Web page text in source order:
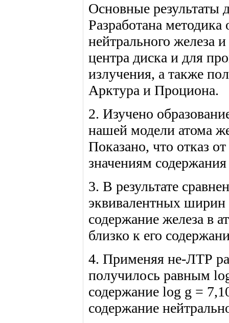
Основные результаты
Разработана
нейтрального железа
центра диска и для
излучения, а также
Арктура и Проциона.
2. Изучено
нашей модели атома
Показано, что отказ
значениям
3. В результате
эквивалентных ширин
содержание железа в
близко к его
4. Применяя не-ЛТР
получилось равным
содержание log g =
содержание